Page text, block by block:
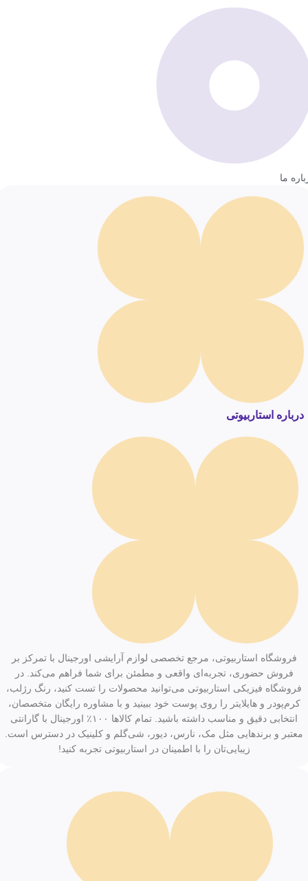
ما
درباره استاربیوتی
فروشگاه استاربیوتی، مرجع تخصصی لوازم آرایشی اورجینال با تمرکز بر
فروش حضوری، تجربه‌ای واقعی و مطمئن برای شما فراهم می‌کند. در
فروشگاه فیزیکی استاربیوتی می‌توانید محصولات را تست کنید، رنگ رژلب،
کرم‌پودر و هایلایتر را روی پوست خود ببینید و با مشاوره رایگان متخصصان،
انتخابی دقیق و مناسب داشته باشید. تمام کالاها ۱۰۰٪ اورجینال با گارانتی
معتبر و برندهایی مثل مک، نارس، دیور، شی‌گلم و کلینیک در دسترس است.
زیبایی‌تان را با اطمینان در استاربیوتی تجربه کنید!